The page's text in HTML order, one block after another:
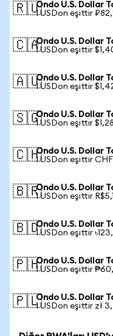
🇷🇺Ondo U.S. Dollar
1 USDon eşittir
🇨🇦Ondo U.S. Dollar
1 USDon eşittir
🇦🇺Ondo U.S. Dollar
1 USDon eşittir
🇸🇬Ondo U.S. Dollar
1 USDon eşittir $1,28
🇨🇭Ondo U.S. Dollar
1 USDon eşittir
🇧🇷Ondo U.S. Dollar
1 USDon eşittir
🇧🇩Ondo U.S. Dollar
1 USDon eşittir
🇵🇭Ondo U.S. Dollar
1 USDon eşittir
🇵🇱Ondo U.S. Dollar
1 USDon eşittir zł